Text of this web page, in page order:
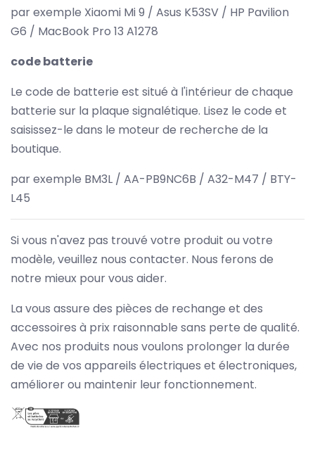
par exemple Xiaomi Mi 9 / Asus K53SV / HP Pavilion
G6 / MacBook Pro 13 A1278
code batterie
Le code de batterie est situé à l'intérieur de chaque
batterie sur la plaque signalétique. Lisez le code et
saisissez-le dans le moteur de recherche de la
boutique.
par exemple BM3L / AA-PB9NC6B / A32-M47 / BTY-
L45
Si vous n'avez pas trouvé votre produit ou votre
modèle, veuillez nous contacter. Nous ferons de
notre mieux pour vous aider.
La vous assure des pièces de rechange et des
accessoires à prix raisonnable sans perte de qualité.
Avec nos produits nous voulons prolonger la durée
de vie de vos appareils électriques et électroniques,
améliorer ou maintenir leur fonctionnement.